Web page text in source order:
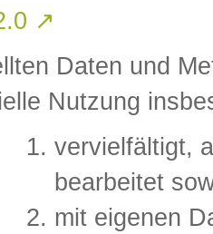
↗
Daten und
Nutzung
vervielfältigt,
bearbeitet
mit eigenen